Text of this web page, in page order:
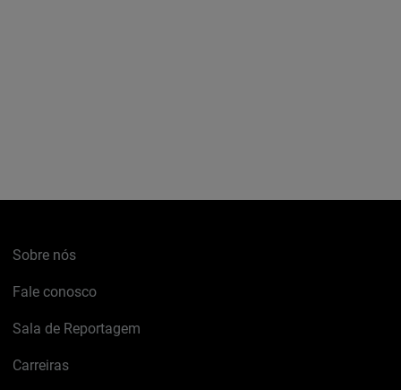
Sobre nós
Fale conosco
Sala de Reportagem
Carreiras